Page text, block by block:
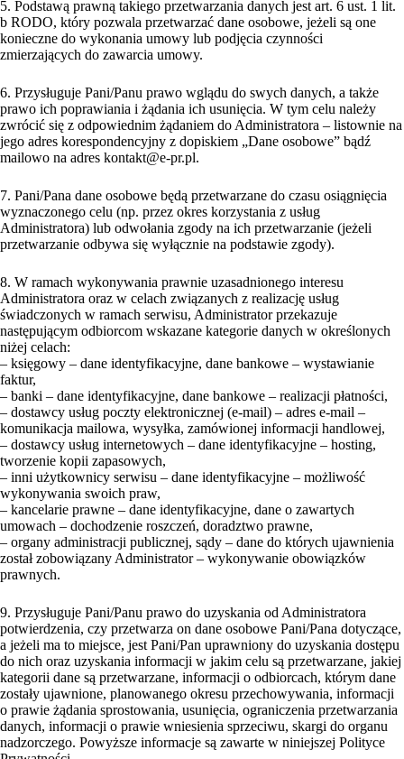
5. Podstawą prawną takiego przetwarzania danych jest art. 6 ust. 1 lit.
b RODO, który pozwala przetwarzać dane osobowe, jeżeli są one
konieczne do wykonania umowy lub podjęcia czynności
zmierzających do zawarcia umowy.
6. Przysługuje Pani/Panu prawo wglądu do swych danych, a także
prawo ich poprawiania i żądania ich usunięcia. W tym celu należy
zwrócić się z odpowiednim żądaniem do Administratora – listownie na
jego adres korespondencyjny z dopiskiem „Dane osobowe” bądź
mailowo na adres kontakt@e-pr.pl.
7. Pani/Pana dane osobowe będą przetwarzane do czasu osiągnięcia
wyznaczonego celu (np. przez okres korzystania z usług
Administratora) lub odwołania zgody na ich przetwarzanie (jeżeli
przetwarzanie odbywa się wyłącznie na podstawie zgody).
8. W ramach wykonywania prawnie uzasadnionego interesu
Administratora oraz w celach związanych z realizację usług
świadczonych w ramach serwisu, Administrator przekazuje
następującym odbiorcom wskazane kategorie danych w określonych
niżej celach:
– księgowy – dane identyfikacyjne, dane bankowe – wystawianie
faktur,
– banki – dane identyfikacyjne, dane bankowe – realizacji płatności,
– dostawcy usług poczty elektronicznej (e-mail) – adres e-mail –
komunikacja mailowa, wysyłka, zamówionej informacji handlowej,
– dostawcy usług internetowych – dane identyfikacyjne – hosting,
tworzenie kopii zapasowych,
– inni użytkownicy serwisu – dane identyfikacyjne – możliwość
wykonywania swoich praw,
– kancelarie prawne – dane identyfikacyjne, dane o zawartych
umowach – dochodzenie roszczeń, doradztwo prawne,
– organy administracji publicznej, sądy – dane do których ujawnienia
został zobowiązany Administrator – wykonywanie obowiązków
prawnych.
9. Przysługuje Pani/Panu prawo do uzyskania od Administratora
potwierdzenia, czy przetwarza on dane osobowe Pani/Pana dotyczące,
a jeżeli ma to miejsce, jest Pani/Pan uprawniony do uzyskania dostępu
do nich oraz uzyskania informacji w jakim celu są przetwarzane, jakiej
kategorii dane są przetwarzane, informacji o odbiorcach, którym dane
zostały ujawnione, planowanego okresu przechowywania, informacji
o prawie żądania sprostowania, usunięcia, ograniczenia przetwarzania
danych, informacji o prawie wniesienia sprzeciwu, skargi do organu
nadzorczego. Powyższe informacje są zawarte w niniejszej Polityce